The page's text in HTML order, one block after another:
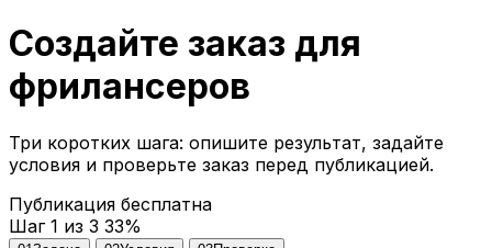
Создайте заказ для
фрилансеров
Три коротких шага: опишите результат, задайте
условия и проверьте заказ перед публикацией.
Публикация бесплатна
Шаг 1 из 3 33%